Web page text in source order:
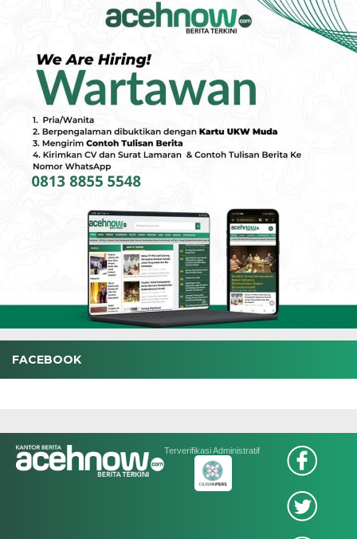
FACEBOOK
Terverifikasi Administratif